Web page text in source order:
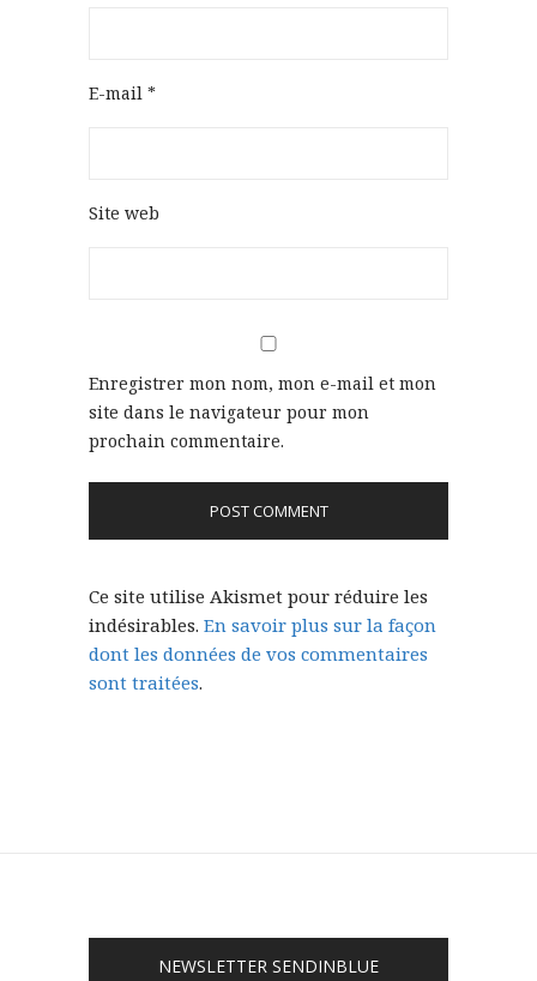
E-mail *
Site web
Enregistrer mon nom, mon e-mail et mon
site dans le navigateur pour mon
prochain commentaire.
Ce site utilise Akismet pour réduire les
indésirables. En savoir plus sur la façon
dont les données de vos commentaires
sont traitées.
NEWSLETTER SENDINBLUE